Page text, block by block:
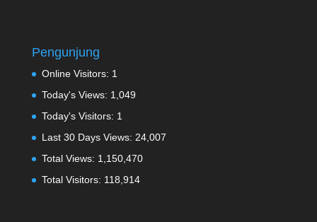
Pengunjung
Online Visitors: 1
Today's Views: 1,049
Today's Visitors: 1
Last 30 Days Views: 24,007
Total Views: 1,150,470
Total Visitors: 118,914